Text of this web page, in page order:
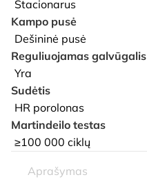
Stacionarus
Kampo pusė
Dešininė pusė
Reguliuojamas galvūgalis
Yra
Sudėtis
HR porolonas
Martindeilo testas
≥100 000 ciklų
Aprašymas